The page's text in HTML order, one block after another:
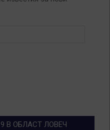
В ОБЛАСТ ЛОВЕЧ